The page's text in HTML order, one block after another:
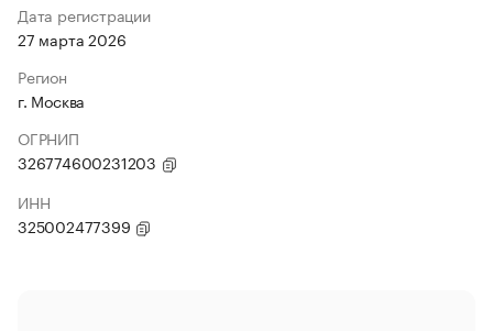
Дата регистрации
27 марта 2026
Регион
г. Москва
ОГРНИП
326774600231203
ИНН
325002477399